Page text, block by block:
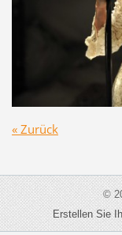
« Zurück
©
Erstellen Sie